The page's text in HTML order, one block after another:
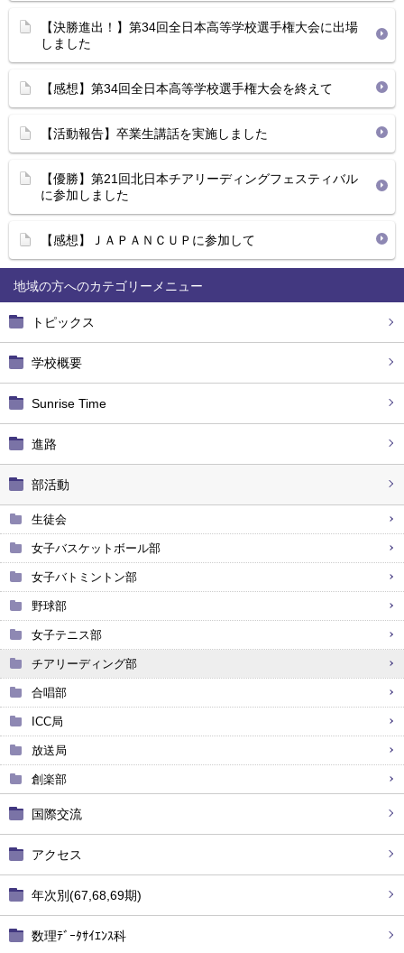
地域の方へ
トピックス
学校概要
Sunrise Time
進路
部活動
生徒会
女子バスケットボール部
女子バトミントン部
野球部
女子テニス部
チアリーディング部
合唱部
ICC局
放送局
創楽部
国際交流
アクセス
年次別(67,68,69期)
数理ﾃﾞｰﾀｻｲｴﾝｽ科
【決勝進出！】第34回全日本高等学校選手権大会に出場
しました
【感想】第34回全日本高等学校選手権大会を終えて
【活動報告】卒業生講話を実施しました
【優勝】第21回北日本チアリーディングフェスティバル
に参加しました
【感想】ＪＡＰＡＮＣＵＰに参加して